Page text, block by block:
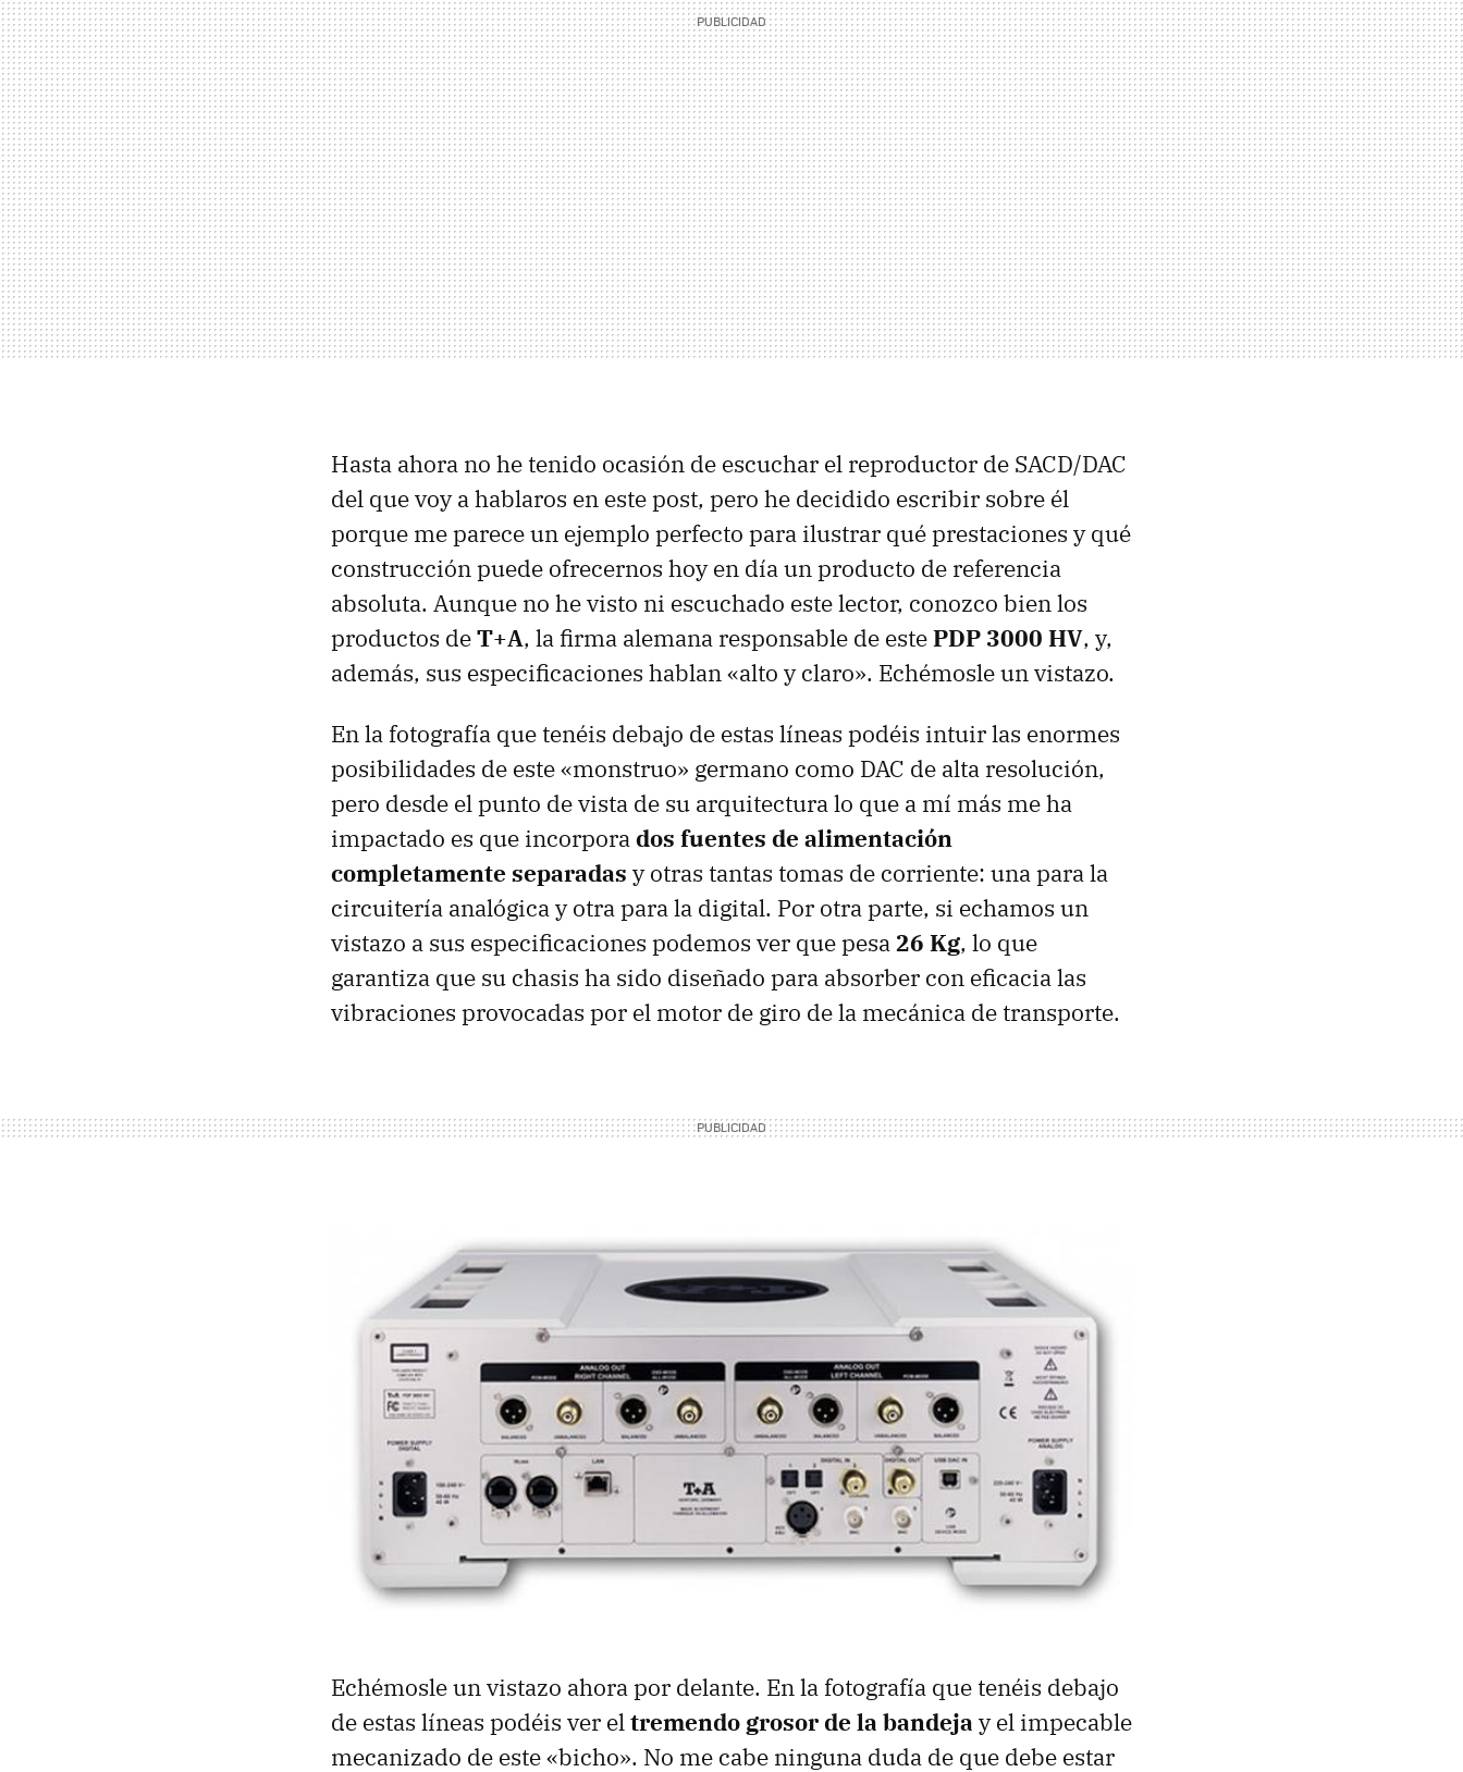
Hasta ahora no he tenido ocasión de escuchar el reproductor de SACD/DAC
del que voy a hablaros en este post, pero he decidido escribir sobre él
porque me parece un ejemplo perfecto para ilustrar qué prestaciones y qué
construcción puede ofrecernos hoy en día un producto de referencia
absoluta. Aunque no he visto ni escuchado este lector, conozco bien los
productos deT+A, la firma alemana responsable de estePDP 3000 HV, y,
además, sus especificaciones hablan «alto y claro». Echémosle un vistazo.
En la fotografía que tenéis debajo de estas líneas podéis intuir las enormes
posibilidades de este «monstruo» germano como DAC de alta resolución,
pero desde el punto de vista de su arquitectura lo que a mí más me ha
impactado es que incorporados fuentes de alimentación
completamente separadas y otras tantas tomas de corriente: una para la
circuitería analógica y otra para la digital. Por otra parte, si echamos un
vistazo a sus especificaciones podemos ver que pesa26 Kg, lo que
garantiza que su chasis ha sido diseñado para absorber con eficacia las
vibraciones provocadas por el motor de giro de la mecánica de transporte.
Echémosle un vistazo ahora por delante. En la fotografía que tenéis debajo
de estas líneas podéis ver eltremendo grosor de la bandeja y el impecable
mecanizado de este «bicho». No me cabe ninguna duda de que debe estar